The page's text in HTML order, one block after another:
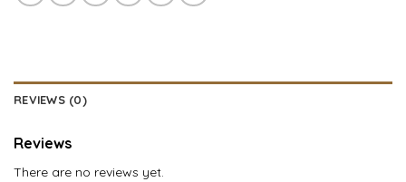
REVIEWS (0)
Reviews
There are no reviews yet.